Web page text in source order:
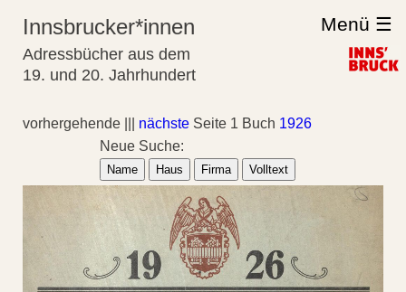
Innsbrucker*innen
Adressbücher aus dem
19. und 20. Jahrhundert
Menü ☰
vorhergehende ||| nächste Seite 1 Buch 1926
Neue Suche:
Name Haus Firma Volltext